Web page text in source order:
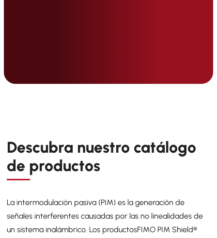
Descubra nuestro catálogo
de productos
La intermodulación pasiva (PIM) es la generación de
señales interferentes causadas por las no linealidades de
un sistema inalámbrico. Los productosFIMO PIM Shield®